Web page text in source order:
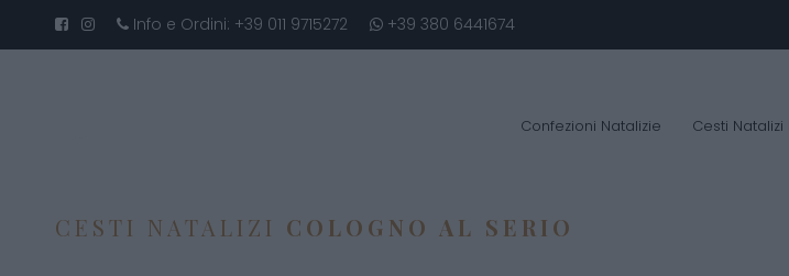
Info e Ordini: +39 011 9715272 +39 380 6441674
Confezioni Natalizie Cesti Natalizi
CESTI NATALIZI COLOGNO AL SERIO